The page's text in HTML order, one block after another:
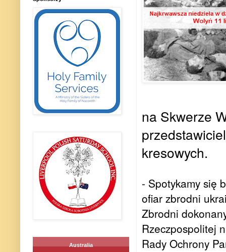
na Skwerze
kresowych.
- Spotykamy się
ofiar zbrodni
Zbrodni
Rzeczpospolitej
Rady Ochrony
Australia